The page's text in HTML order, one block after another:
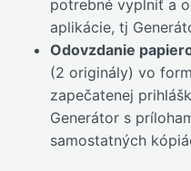
potrebné vyplniť a
aplikácie, tj
Odovzdanie
(2 originály) vo
zapečatenej
Generátor s
samostatných